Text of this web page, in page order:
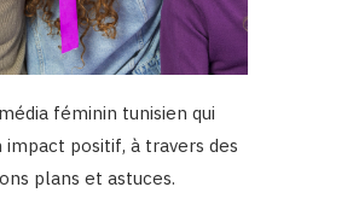
féminin tunisien qui
impact positif, à travers des
plans et astuces.